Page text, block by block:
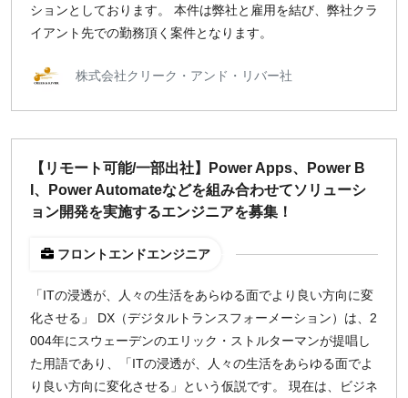
スタートアップ
稼働時間
週5日
週4日
週3日
週2日
地域
東京
大阪
名古屋
京都
ションとしております。 本件は弊社と雇用を結び、弊社クラ
イアント先での勤務頂く案件となります。
株式会社クリーク・アンド・リバー社
【リモート可能/一部出社】Power Apps、Power B
I、Power Automateなどを組み合わせてソリューシ
ョン開発を実施するエンジニアを募集！
フロントエンドエンジニア
「ITの浸透が、人々の生活をあらゆる面でより良い方向に変
化させる」 DX（デジタルトランスフォーメーション）は、2
004年にスウェーデンのエリック・ストルターマンが提唱し
た用語であり、「ITの浸透が、人々の生活をあらゆる面でよ
り良い方向に変化させる」という仮説です。 現在は、ビジネ